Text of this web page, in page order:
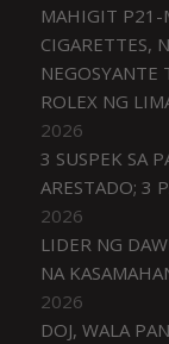
MAHIGIT P21-
CIGARETTES,
NEGOSYANTE
ROLEX NG
2026
3 SUSPEK SA
ARESTADO; 3
2026
LIDER NG
NA
2026
DOJ, WALA